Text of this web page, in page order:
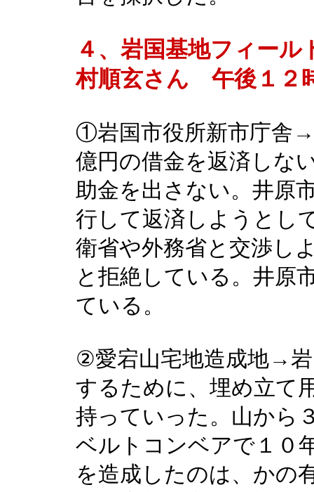
４、岩国基地フィー
村順玄さん 午後１２
①岩国市役所新市庁舎
億円の借金を返済しな
助金を出さない。井原
行して返済しようとし
衛省や外務省と交渉し
と拒絶している。井原
ている。
②愛宕山宅地造成地→
するために、埋め立て
持っていった。山から
ベルトコンベアで１０
を造成したのは、かの